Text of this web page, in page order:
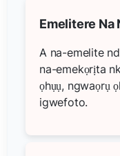
Emelitere Na
A na-emelite
na-emekọrịta
ọhụụ, ngwaọrụ
igwefoto.